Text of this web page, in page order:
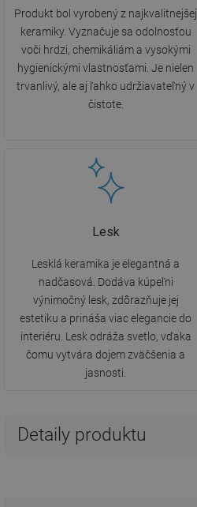
Produkt bol vyrobený z najkvalitnejšej
keramiky. Vyznačuje sa odolnosťou
voči hrdzi, chemikáliám a vysokými
hygienickými vlastnosťami. Je nielen
trvanlivý, ale aj ľahko udržiavateľný v
čistote.
Lesk
Lesklá keramika je elegantná a
nadčasová. Dodáva kúpeľni
výnimočný lesk, zdôrazňuje jej
estetiku a prináša viac elegancie do
interiéru. Lesk odráža svetlo, vďaka
čomu vytvára dojem zväčšenia a
jasnosti.
Detaily produktu